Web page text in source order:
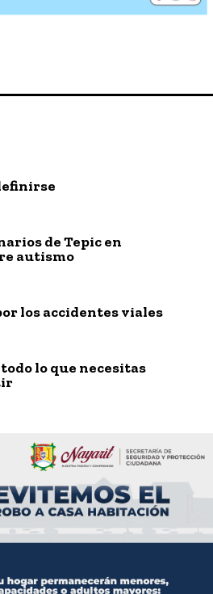
de Tepic en
autismo
los accidentes viales
lo que necesitas